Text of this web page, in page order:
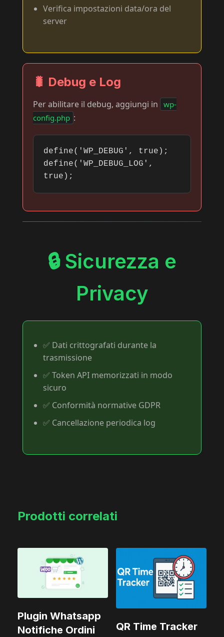
Verifica impostazioni data/ora del
server
🐛 Debug e Log
Per abilitare il debug, aggiungi in wp-
config.php :
define('WP_DEBUG', true);
define('WP_DEBUG_LOG',
true);
🔒 Sicurezza e
Privacy
✅ Dati crittografati durante la
trasmissione
✅ Token API memorizzati in modo
sicuro
✅ Conformità normative GDPR
✅ Cancellazione periodica log
Prodotti correlati
Plugin Whatsapp
Notifiche Ordini
QR Time Tracker